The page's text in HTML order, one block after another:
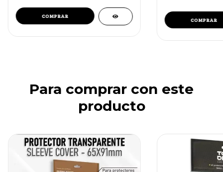
Para comprar con este
producto